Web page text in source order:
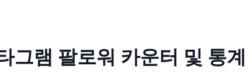
램 팔로워 카운터 및 통계